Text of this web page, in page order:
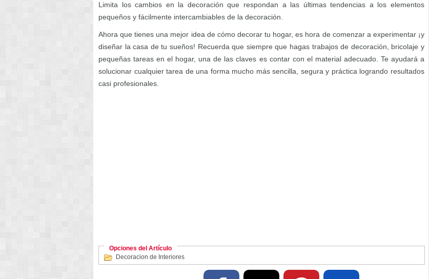
Limita los cambios en la decoración que respondan a las últimas tendencias a los elementos
pequeños y fácilmente intercambiables de la decoración.
Ahora que tienes una mejor idea de cómo decorar tu hogar, es hora de comenzar a experimentar ¡y
diseñar la casa de tu sueños! Recuerda que siempre que hagas trabajos de decoración, bricolaje y
pequeñas tareas en el hogar, una de las claves es contar con el material adecuado. Te ayudará a
solucionar cualquier tarea de una forma mucho más sencilla, segura y práctica logrando resultados
casi profesionales.
Opciones del Artículo
Decoracion de Interiores